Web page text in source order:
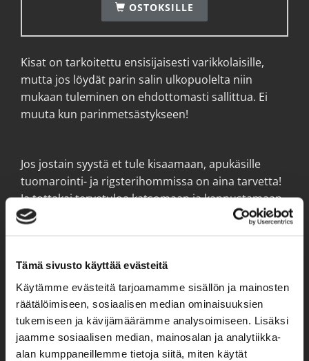
Tämä sivusto käyttää evästeitä
Käytämme evästeitä tarjoamamme sisällön ja mainosten
räätälöimiseen, sosiaalisen median ominaisuuksien
tukemiseen ja kävijämäärämme analysoimiseen. Lisäksi
jaamme sosiaalisen median, mainosalan ja analytiikka-
alan kumppaneillemme tietoja siitä, miten käytät
OSTOKSILLE
Kisat on tarkoitettu ensisijaisesti varikkolaisille,
mutta jos löydät parin salin ulkopuolelta niin
mukaan tuleminen on ehdottomasti sallittua. Ei
muuta kun parinmetsästykseen!
Jos jostain syystä et tule kisaamaan, apukäsille
tuomarointi- ja rigsterihommissa on aina tarvetta!
Ja tottakai tervetuloa katsomaan ja kannustamaan
upeita suorituksia.
Afterparty
Ajankohta: 19.9. klo 18 alkaen
️Paikka: Crossfit Varikko
️Teema: Villi länsi